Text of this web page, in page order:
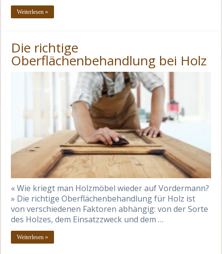
Weiterlesen »
Die richtige
Oberflächenbehandlung bei Holz
« Wie kriegt man Holzmöbel wieder auf Vordermann?
» Die richtige Oberflächenbehandlung für Holz ist
von verschiedenen Faktoren abhängig: von der Sorte
des Holzes, dem Einsatzzweck und dem …
Weiterlesen »